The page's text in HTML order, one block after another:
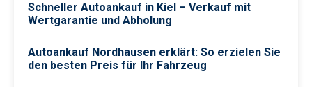
Schneller Autoankauf in Kiel – Verkauf mit
Wertgarantie und Abholung
Autoankauf Nordhausen erklärt: So erzielen Sie
den besten Preis für Ihr Fahrzeug